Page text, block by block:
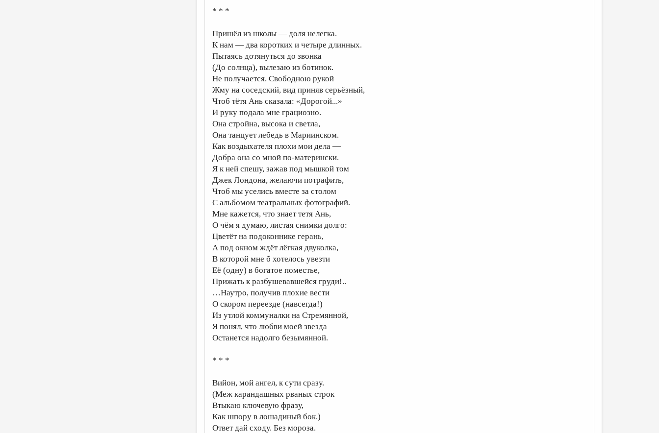
* * *
Пришёл из школы — доля нелегка.
К нам — два коротких и четыре длинных.
Пытаясь дотянуться до звонка
(До солнца), вылезаю из ботинок.
Не получается. Свободною рукой
Жму на соседский, вид приняв серьёзный,
Чтоб тётя Ань сказала: «Дорогой...»
И руку подала мне грациозно.
Она стройна, высока и светла,
Она танцует лебедь в Мариинском.
Как воздыхателя плохи мои дела —
Добра она со мной по-матерински.
Я к ней спешу, зажав под мышкой том
Джек Лондона, желаючи потрафить,
Чтоб мы уселись вместе за столом
С альбомом театральных фотографий.
Мне кажется, что знает тетя Ань,
О чём я думаю, листая снимки долго:
Цветёт на подоконнике герань,
А под окном ждёт лёгкая двуколка,
В которой мне б хотелось увезти
Её (одну) в богатое поместье,
Прижать к разбушевавшейся груди!..
…Наутро, получив плохие вести
О скором переезде (навсегда!)
Из утлой коммуналки на Стремянной,
Я понял, что любви моей звезда
Останется надолго безымянной.
* * *
Вийон, мой ангел, к сути сразу.
(Меж карандашных рваных строк
Втыкаю ключевую фразу,
Как шпору в лошадиный бок.)
Ответ дай сходу. Без мороза.